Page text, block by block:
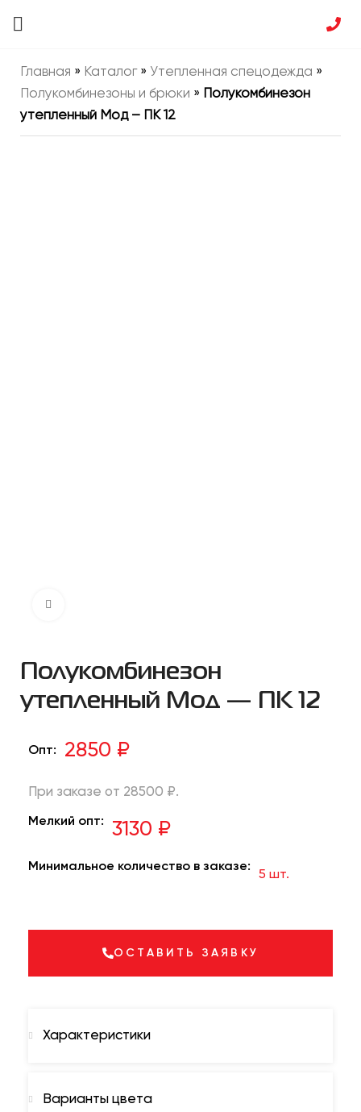
Главная » Каталог» Утепленная спецодежда »
Полукомбинезоны и брюки » Полукомбинезон
утепленный Мод – ПК 12
Полукомбинезон
утепленный Мод — ПК 12
Опт: 2850 ₽
При заказе от 28500 ₽.
Мелкий опт: 3130 ₽
Минимальное количество в заказе:
5 шт.
ОСТАВИТЬ ЗАЯВКУ
Характеристики
Варианты цвета